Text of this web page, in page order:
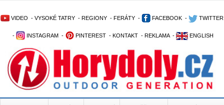
VIDEO - VYSOKÉ TATRY - REGIONY - FERÁTY - FACEBOOK - TWITTER
- INSTAGRAM - PINTEREST - KONTAKT - REKLAMA - ENGLISH